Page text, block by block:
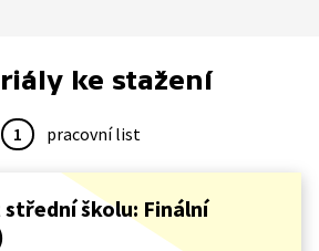
ke stažení
1 pracovní list
školu: Finální